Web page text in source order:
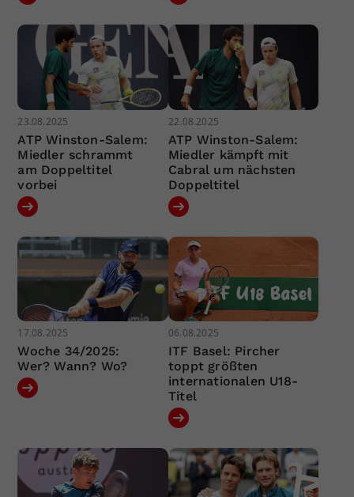
23.08.2025
ATP Winston-Salem:
Miedler schrammt
am Doppeltitel
vorbei
22.08.2025
ATP Winston-Salem:
Miedler kämpft mit
Cabral um nächsten
Doppeltitel
17.08.2025
Woche 34/2025:
Wer? Wann? Wo?
06.08.2025
ITF Basel: Pircher
toppt größten
internationalen U18-
Titel